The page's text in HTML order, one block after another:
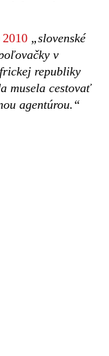
„slovenské
v
republiky
musela cestovať
agentúrou.“